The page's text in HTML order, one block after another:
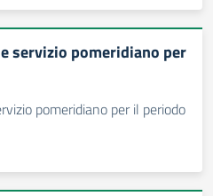
servizio pomeridiano per
pomeridiano per il periodo